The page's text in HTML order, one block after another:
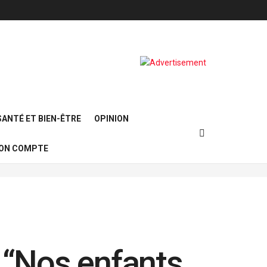
ET BIEN-ÊTRE OPINION
COMPTE